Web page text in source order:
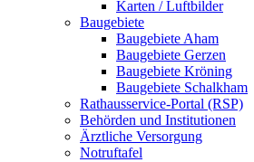
Karten / Luftbilder
Baugebiete
Baugebiete Aham
Baugebiete Gerzen
Baugebiete Kröning
Baugebiete Schalkham
Rathausservice-Portal (RSP)
Behörden und Institutionen
Ärztliche Versorgung
Notruftafel